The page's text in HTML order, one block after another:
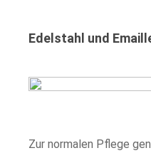
Edelstahl und
Zur normalen Pflege